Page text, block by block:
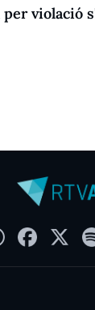
violació